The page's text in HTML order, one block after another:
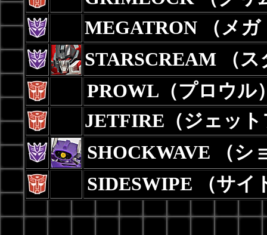
MEGATRON （メガ
STARSCREAM （
PROWL（プロウル
JETFIRE（ジェッ
SHOCKWAVE （シ
SIDESWIPE （サイ